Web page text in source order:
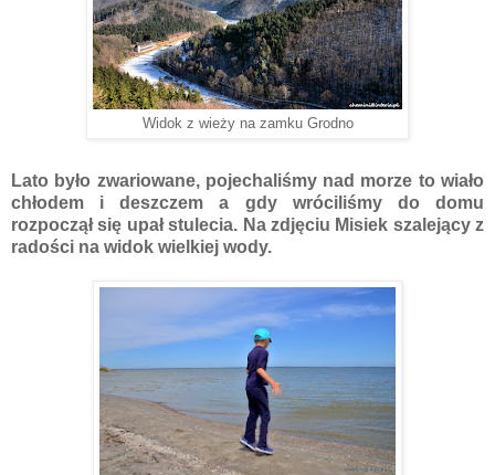
Widok z wieży na zamku Grodno
Lato było zwariowane, pojechaliśmy nad morze to wiało
chłodem i deszczem a gdy wróciliśmy do domu
rozpoczął się upał stulecia. Na zdjęciu Misiek szalejący z
radości na widok wielkiej wody.